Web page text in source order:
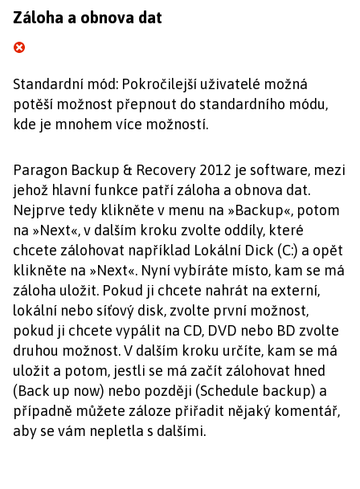
Záloha a obnova dat
Standardní mód: Pokročilejší uživatelé možná
potěší možnost přepnout do standardního módu,
kde je mnohem více možností.
Paragon Backup & Recovery 2012 je software, mezi
jehož hlavní funkce patří záloha a obnova dat.
Nejprve tedy klikněte v menu na »Backup«, potom
na »Next«, v dalším kroku zvolte oddíly, které
chcete zálohovat například Lokální Dick (C:) a opět
klikněte na »Next«. Nyní vybíráte místo, kam se má
záloha uložit. Pokud ji chcete nahrát na externí,
lokální nebo síťový disk, zvolte první možnost,
pokud ji chcete vypálit na CD, DVD nebo BD zvolte
druhou možnost. V dalším kroku určíte, kam se má
uložit a potom, jestli se má začít zálohovat hned
(Back up now) nebo později (Schedule backup) a
případně můžete záloze přiřadit nějaký komentář,
aby se vám nepletla s dalšími.